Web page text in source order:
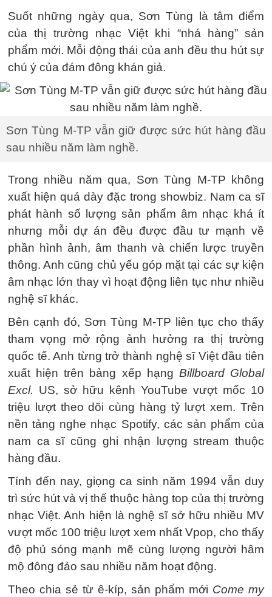
Suốt những ngày qua, Sơn Tùng là tâm điểm
của thị trường nhạc Việt khi “nhá hàng” sản
phẩm mới. Mỗi động thái của anh đều thu hút sự
chú ý của đám đông khán giả.
Sơn Tùng M-TP vẫn giữ được sức hút hàng đầu
sau nhiều năm làm nghề.
Trong nhiều năm qua, Sơn Tùng M-TP không
xuất hiện quá dày đặc trong showbiz. Nam ca sĩ
phát hành số lượng sản phẩm âm nhạc khá ít
nhưng mỗi dự án đều được đầu tư mạnh về
phần hình ảnh, âm thanh và chiến lược truyền
thông. Anh cũng chủ yếu góp mặt tại các sự kiện
âm nhạc lớn thay vì hoạt động liên tục như nhiều
nghệ sĩ khác.
Bên cạnh đó, Sơn Tùng M-TP liên tục cho thấy
tham vọng mở rộng ảnh hưởng ra thị trường
quốc tế. Anh từng trở thành nghệ sĩ Việt đầu tiên
xuất hiện trên bảng xếp hạng Billboard Global
Excl. US, sở hữu kênh YouTube vượt mốc 10
triệu lượt theo dõi cùng hàng tỷ lượt xem. Trên
nền tảng nghe nhạc Spotify, các sản phẩm của
nam ca sĩ cũng ghi nhận lượng stream thuộc
hàng đầu.
Tính đến nay, giọng ca sinh năm 1994 vẫn duy
trì sức hút và vị thế thuộc hàng top của thị trường
nhạc Việt. Anh hiện là nghệ sĩ sở hữu nhiều MV
vượt mốc 100 triệu lượt xem nhất Vpop, cho thấy
độ phủ sóng mạnh mẽ cùng lượng người hâm
mộ đông đảo sau nhiều năm hoạt động.
Theo chia sẻ từ ê-kíp, sản phẩm mới Come my